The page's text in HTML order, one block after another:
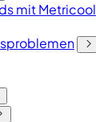
mit Metricool